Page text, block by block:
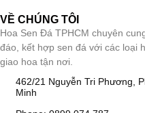
VỀ CHÚNG TÔI
Hoa Sen Đá TPHCM chuyên
đáo, kết hợp sen đá với các loại
giao hoa tận nơi.
462/21 Nguyễn Tri Phương,
Minh